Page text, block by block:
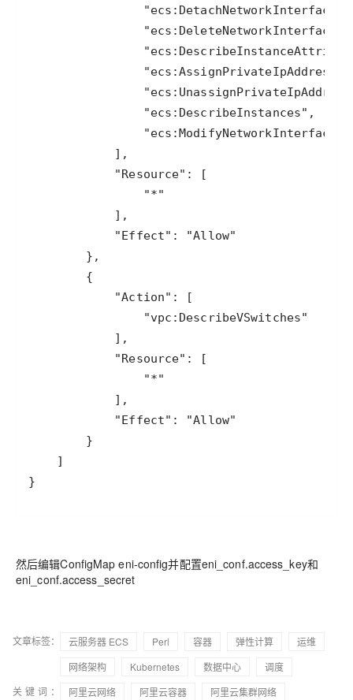
}
然后编辑ConfigMap eni-config并配置eni_conf.access_key和
eni_conf.access_secret
文章标签： 云服务器 ECS Perl 容器 弹性计算
运维
网络架构
Kubernetes 数据中心
调度
关键词：
阿里云网络 阿里云容器
阿里云集群网络